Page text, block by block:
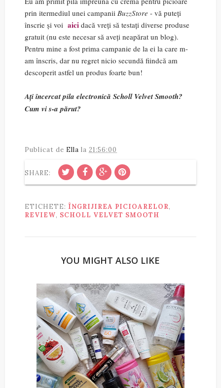
prin itermediul unei campanii BuzzStore - vă puteți
înscrie și voi aici dacă vreți să testați diverse produse
gratuit (nu este necesar să aveți neapărat un blog).
Pentru mine a fost prima campanie de la ei la care m-
am înscris, dar nu regret nicio secundă fiindcă am
descoperit astfel un produs foarte bun!
Ați încercat pila electronică Scholl Velvet Smooth?
Cum vi s-a părut?
Publicat de Ella la 21:56:00
SHARE:
ETICHETE: ÎNGRIJIREA PICIOARELOR,
REVIEW, SCHOLL VELVET SMOOTH
YOU MIGHT ALSO LIKE